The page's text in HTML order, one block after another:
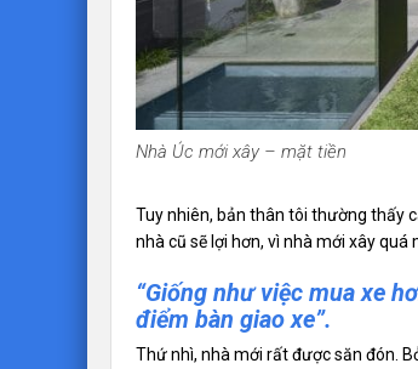
Nhà Úc mới xây – mặt tiền
Tuy nhiên, bản thân tôi thường thấy
nhà cũ sẽ lợi hơn, vì nhà mới xây quá
“Giống như việc mua xe
điểm bàn giao xe”.
Thứ nhì, nhà mới rất được săn đón.